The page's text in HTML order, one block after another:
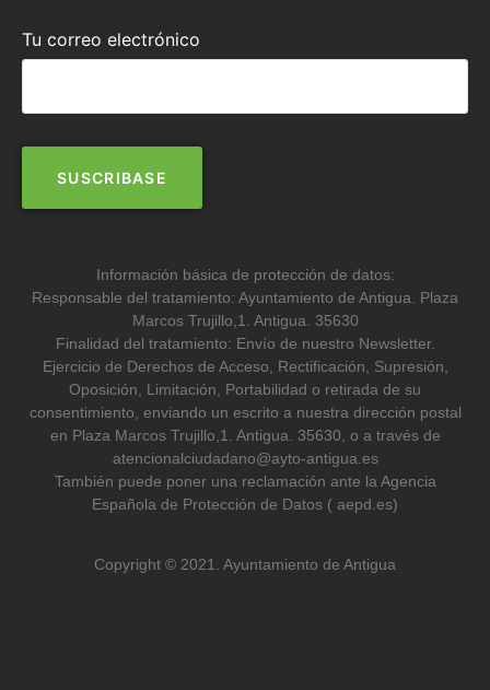
Tu correo electrónico
Información básica de protección de datos:
Responsable del tratamiento: Ayuntamiento de Antigua. Plaza
Marcos Trujillo,1. Antigua. 35630
Finalidad del tratamiento: Envío de nuestro Newsletter.
Ejercicio de Derechos de Acceso, Rectificación, Supresión,
Oposición, Limitación, Portabilidad o retirada de su
consentimiento, enviando un escrito a nuestra dirección postal
en Plaza Marcos Trujillo,1. Antigua. 35630, o a través de
atencionalciudadano@ayto-antigua.es
También puede poner una reclamación ante la Agencia
Española de Protección de Datos ( aepd.es)
Copyright © 2021. Ayuntamiento de Antigua